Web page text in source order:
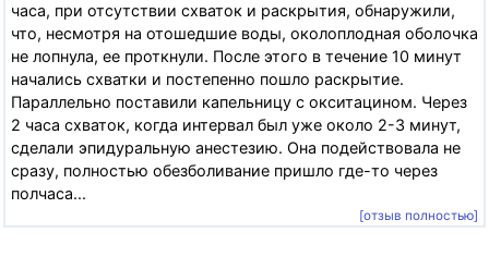
часа, при отсутствии схваток и раскрытия, обнаружили,
что, несмотря на отошедшие воды, околоплодная оболочка
не лопнула, ее проткнули. После этого в течение 10 минут
начались схватки и постепенно пошло раскрытие.
Параллельно поставили капельницу с окситацином. Через
2 часа схваток, когда интервал был уже около 2-3 минут,
сделали эпидуральную анестезию. Она подействовала не
сразу, полностью обезболивание пришло где-то через
полчаса...
[отзыв полностью]